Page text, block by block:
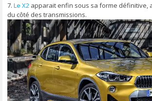
7. Le X2 apparait enfin sous sa forme définitive,
du côté des transmissions.